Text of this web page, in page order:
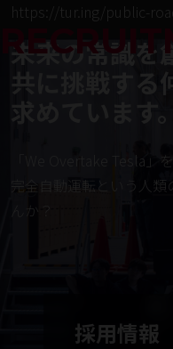
https://tur.ing/public-
未来の常識を
共に挑戦する
求めています。
「We Overtake Tesla」を
完全自動運転という人
んか？
採用情報